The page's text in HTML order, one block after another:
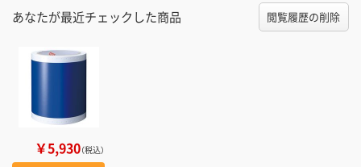
あなたが最近チェックした商品 閲覧履歴の削除
￥5,930（税込）